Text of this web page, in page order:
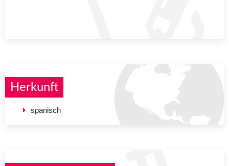
Herkunft
spanisch